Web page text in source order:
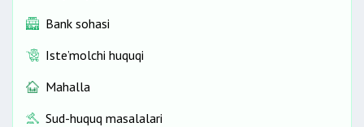
Bank sohasi
Iste’molchi huquqi
Mahalla
Sud-huquq masalalari